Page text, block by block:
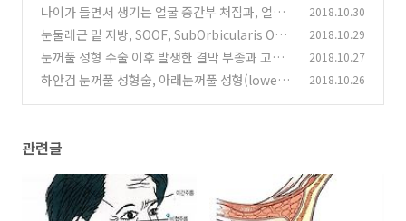
나이가 들면서 생기는 얼굴 중간부 처짐과, 얼굴
중간부 올림술, Mid Face Lift 와 SOOF Lift
(0)
2018.10.30
눈둘레근 밑 지방, SOOF, SubOrbicularis Ocul
i Fat 와 SMAS, Superficial Muscular Aponeu
rotic System
(0)
2018.10.29
눈꺼풀 성형 수술 이후 발생한 결막 부종과 고주
파 전기 치료(electrosurgery) (8)
2018.10.27
하안검 눈꺼풀 성형술, 아래눈꺼풀 성형(lower
2018.10.26
관련글